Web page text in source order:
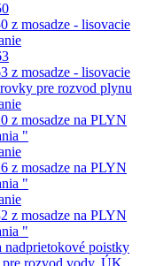
z mosadze - lisovacie
z mosadze - lisovacie
pre rozvod plynu
z mosadze na PLYN
"
z mosadze na PLYN
"
z mosadze na PLYN
"
nadprietokové poistky
rozvod vody, ÚK,